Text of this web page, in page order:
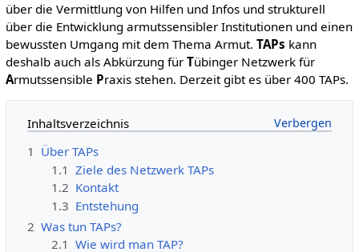
über die Vermittlung von Hilfen und Infos und strukturell
über die Entwicklung armutssensibler Institutionen und einen
bewussten Umgang mit dem Thema Armut. TAPs kann
deshalb auch als Abkürzung für Tübinger Netzwerk für
Armutssensible Praxis stehen. Derzeit gibt es über 400 TAPs.
Inhaltsverzeichnis
1 Über TAPs
1.1 Ziele des Netzwerk TAPs
1.2 Kontakt
1.3 Entstehung
2 Was tun TAPs?
2.1 Wie wird man TAP?